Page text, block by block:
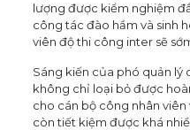
lượng được kiểm nghiệm
công tác đào hầm và sinh
viên độ thi công inter sẽ
Sáng kiến của phó quản lý
không chỉ loại bỏ được
cho cán bộ công nhân
còn tiết kiệm được khá